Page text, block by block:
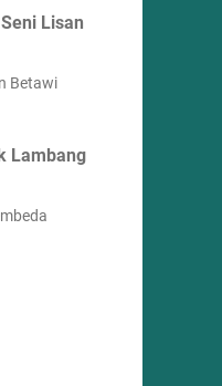
Lisan
Betawi
Lambang